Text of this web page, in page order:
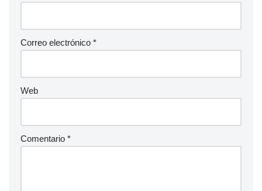
Correo electrónico *
Web
Comentario *